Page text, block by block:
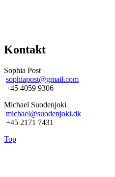
Kontakt
Sophia Post
sophiapost@gmail.com
+45 4059 9306
Michael Suodenjoki
michael@suodenjoki.dk
+45 2171 7431
Top